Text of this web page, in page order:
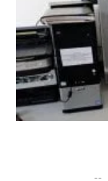
GRAZIE A